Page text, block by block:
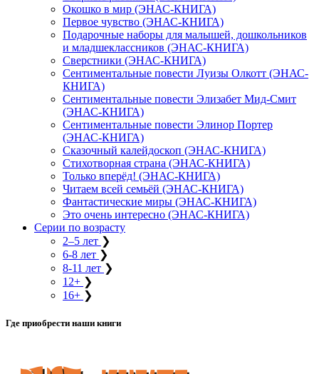
Окошко в мир (ЭНАС-КНИГА)
Первое чувство (ЭНАС-КНИГА)
Подарочные наборы для малышей, дошкольников
и младшеклассников (ЭНАС-КНИГА)
Сверстники (ЭНАС-КНИГА)
Сентиментальные повести Луизы Олкотт (ЭНАС-
КНИГА)
Сентиментальные повести Элизабет Мид-Смит
(ЭНАС-КНИГА)
Сентиментальные повести Элинор Портер
(ЭНАС-КНИГА)
Сказочный калейдоскоп (ЭНАС-КНИГА)
Стихотворная страна (ЭНАС-КНИГА)
Только вперёд! (ЭНАС-КНИГА)
Читаем всей семьёй (ЭНАС-КНИГА)
Фантастические миры (ЭНАС-КНИГА)
Это очень интересно (ЭНАС-КНИГА)
Серии по возрасту
2–5 лет ❯
6-8 лет ❯
8-11 лет ❯
12+ ❯
16+ ❯
Где приобрести наши книги